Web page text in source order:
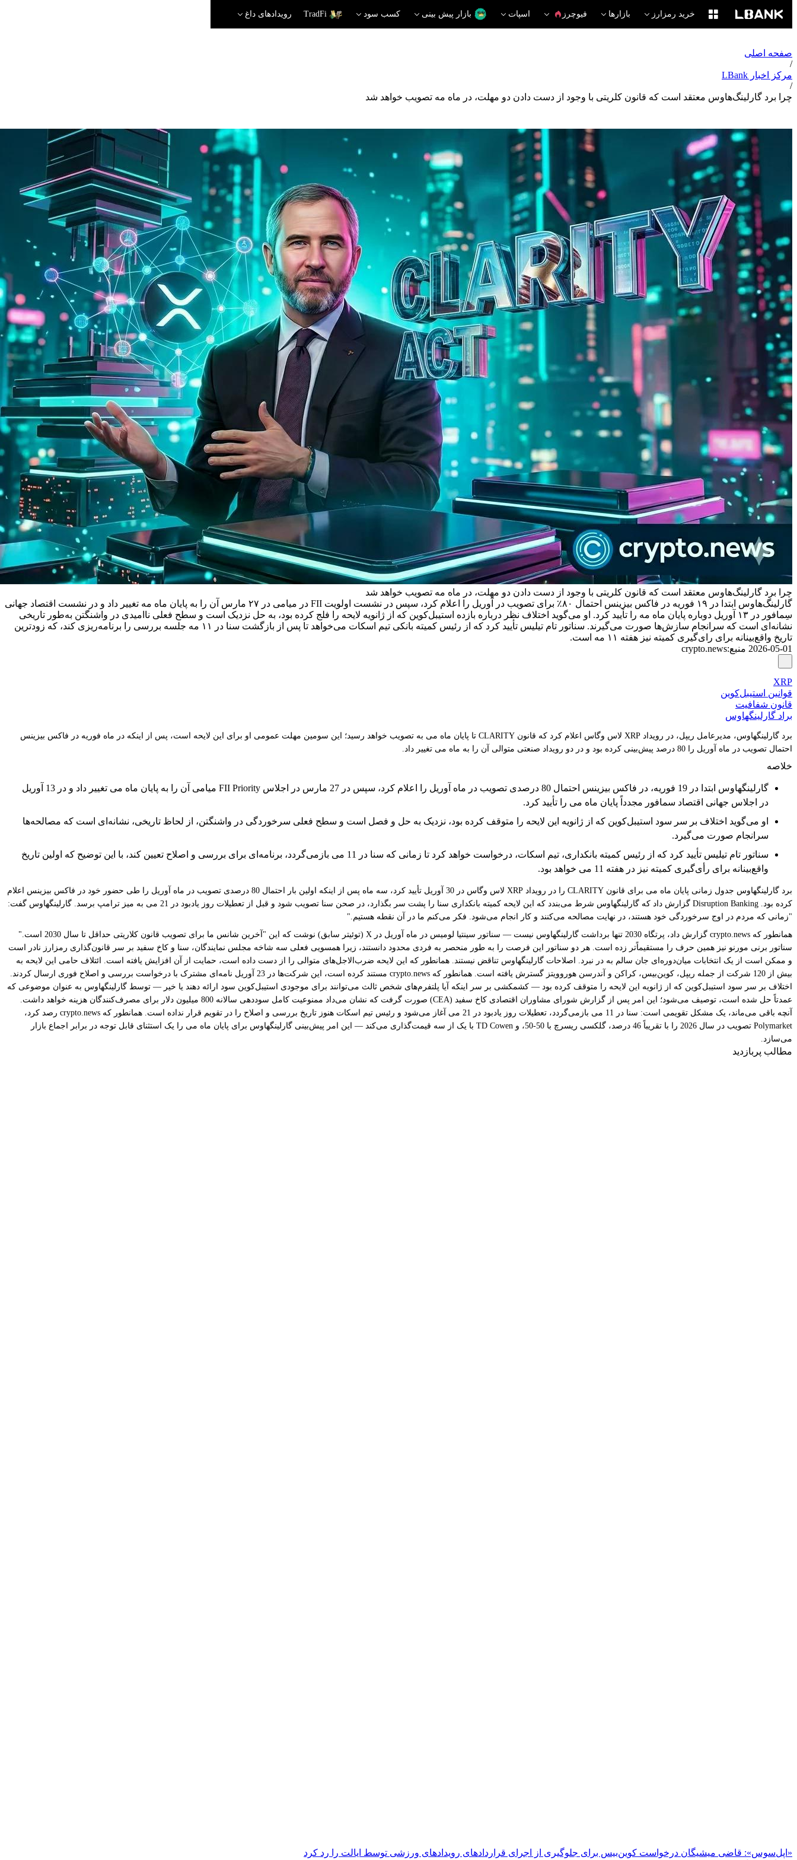
خرید رمزارز بازارها فیوچرز اسپات بازار پیش بینی کسب سود TradFi رویدادهای داغ
صفحه اصلی
/
مرکز اخبار LBank
/
چرا برد گارلینگ‌هاوس معتقد است که قانون کلریتی با وجود از دست دادن دو مهلت، در ماه مه تصویب خواهد شد
چرا برد گارلینگ‌هاوس معتقد است که قانون کلریتی با وجود از دست دادن دو مهلت، در ماه مه تصویب خواهد شد
گارلینگ‌هاوس ابتدا در ۱۹ فوریه در فاکس بیزینس احتمال ۸۰٪ برای تصویب در آوریل را اعلام کرد، سپس در نشست اولویت FII در میامی در ۲۷ مارس آن را به پایان ماه مه تغییر داد و در نشست اقتصاد جهانی
سِمافور در ۱۳ آوریل دوباره پایان ماه مه را تأیید کرد. او می‌گوید اختلاف نظر درباره بازده استیبل‌کوین که از ژانویه لایحه را فلج کرده بود، به حل نزدیک است و سطح فعلی ناامیدی در واشنگتن به‌طور تاریخی
نشانه‌ای است که سرانجام سازش‌ها صورت می‌گیرند. سناتور تام تیلیس تأیید کرد که از رئیس کمیته بانکی تیم اسکات می‌خواهد تا پس از بازگشت سنا در ۱۱ مه جلسه بررسی را برنامه‌ریزی کند، که زودترین
تاریخ واقع‌بینانه برای رای‌گیری کمیته نیز هفته ۱۱ مه است.
2026-05-01 منبع:
crypto.news
XRP
قوانین استیبل‌کوین
قانون شفافیت
براد گارلینگهاوس
برد گارلینگهاوس، مدیرعامل ریپل، در رویداد XRP لاس وگاس اعلام کرد که قانون CLARITY تا پایان ماه می به تصویب خواهد رسید؛ این سومین مهلت عمومی او برای این لایحه است، پس از اینکه در ماه فوریه در فاکس بیزینس
احتمال تصویب در ماه آوریل را 80 درصد پیش‌بینی کرده بود و در دو رویداد صنعتی متوالی آن را به ماه می تغییر داد.
خلاصه
گارلینگهاوس ابتدا در 19 فوریه، در فاکس بیزینس احتمال 80 درصدی تصویب در ماه آوریل را اعلام کرد، سپس در 27 مارس در اجلاس FII Priority میامی آن را به پایان ماه می تغییر داد و در 13 آوریل
در اجلاس جهانی اقتصاد سمافور مجدداً پایان ماه می را تأیید کرد.
او می‌گوید اختلاف بر سر سود استیبل‌کوین که از ژانویه این لایحه را متوقف کرده بود، نزدیک به حل و فصل است و سطح فعلی سرخوردگی در واشنگتن، از لحاظ تاریخی، نشانه‌ای است که مصالحه‌ها
سرانجام صورت می‌گیرد.
سناتور تام تیلیس تأیید کرد که از رئیس کمیته بانکداری، تیم اسکات، درخواست خواهد کرد تا زمانی که سنا در 11 می بازمی‌گردد، برنامه‌ای برای بررسی و اصلاح تعیین کند، با این توضیح که اولین تاریخ
واقع‌بینانه برای رأی‌گیری کمیته نیز در هفته 11 می خواهد بود.
برد گارلینگهاوس جدول زمانی پایان ماه می برای قانون CLARITY را در رویداد XRP لاس وگاس در 30 آوریل تأیید کرد، سه ماه پس از اینکه اولین بار احتمال 80 درصدی تصویب در ماه آوریل را طی حضور خود در فاکس بیزینس اعلام
کرده بود. Disruption Banking گزارش داد که گارلینگهاوس شرط می‌بندد که این لایحه کمیته بانکداری سنا را پشت سر بگذارد، در صحن سنا تصویب شود و قبل از تعطیلات روز یادبود در 21 می به میز ترامپ برسد. گارلینگهاوس گفت:
"زمانی که مردم در اوج سرخوردگی خود هستند، در نهایت مصالحه می‌کنند و کار انجام می‌شود. فکر می‌کنم ما در آن نقطه هستیم."
همانطور که crypto.news گزارش داد، پرتگاه 2030 تنها برداشت گارلینگهاوس نیست — سناتور سینتیا لومیس در ماه آوریل در X (توئیتر سابق) نوشت که این "آخرین شانس ما برای تصویب قانون کلاریتی حداقل تا سال 2030 است."
سناتور برنی مورنو نیز همین حرف را مستقیماً‌تر زده است. هر دو سناتور این فرصت را به طور منحصر به فردی محدود دانستند، زیرا همسویی فعلی سه شاخه مجلس نمایندگان، سنا و کاخ سفید بر سر قانون‌گذاری رمزارز نادر است
و ممکن است از یک انتخابات میان‌دوره‌ای جان سالم به در نبرد. اصلاحات گارلینگهاوس تناقض نیستند. همانطور که این لایحه ضرب‌الاجل‌های متوالی را از دست داده است، حمایت از آن افزایش یافته است. ائتلاف حامی این لایحه به
بیش از 120 شرکت از جمله ریپل، کوین‌بیس، کراکن و آندرسن هوروویتز گسترش یافته است. همانطور که crypto.news مستند کرده است، این شرکت‌ها در 23 آوریل نامه‌ای مشترک با درخواست بررسی و اصلاح فوری ارسال کردند.
اختلاف بر سر سود استیبل‌کوین که از ژانویه این لایحه را متوقف کرده بود — کشمکشی بر سر اینکه آیا پلتفرم‌های شخص ثالث می‌توانند برای موجودی استیبل‌کوین سود ارائه دهند یا خیر — توسط گارلینگهاوس به عنوان موضوعی که
عمدتاً حل شده است، توصیف می‌شود؛ این امر پس از گزارش شورای مشاوران اقتصادی کاخ سفید (CEA) صورت گرفت که نشان می‌داد ممنوعیت کامل سوددهی سالانه 800 میلیون دلار برای مصرف‌کنندگان هزینه خواهد داشت.
آنچه باقی می‌ماند، یک مشکل تقویمی است: سنا در 11 می بازمی‌گردد، تعطیلات روز یادبود در 21 می آغاز می‌شود و رئیس تیم اسکات هنوز تاریخ بررسی و اصلاح را در تقویم قرار نداده است. همانطور که crypto.news رصد کرد،
Polymarket تصویب در سال 2026 را با تقریباً 46 درصد، گلکسی ریسرچ با 50-50، و TD Cowen با یک از سه قیمت‌گذاری می‌کند — این امر پیش‌بینی گارلینگهاوس برای پایان ماه می را یک استثنای قابل توجه در برابر اجماع بازار
می‌سازد.
مطالب پربازدید
«اپل‌سوس»: قاضی میشیگان درخواست کوین‌بیس برای جلوگیری از اجرای قراردادهای رویدادهای ورزشی توسط ایالت را رد کرد